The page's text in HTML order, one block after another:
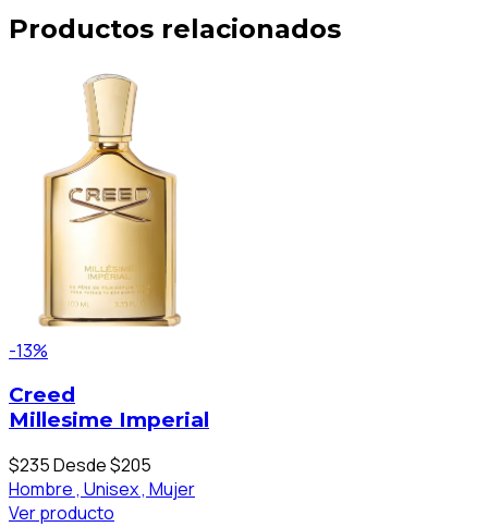
Productos relacionados
-13%
Creed
Millesime Imperial
$235Desde $205
Hombre , Unisex , Mujer
Ver producto